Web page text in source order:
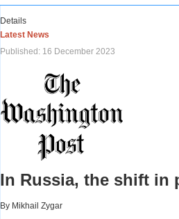
Details
Latest News
Published: 16 December 2023
In Russia, the shift in
By Mikhail Zygar